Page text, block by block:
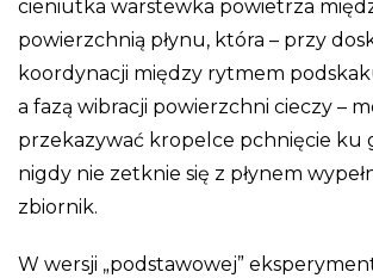
cieniutka warstewka powietrza
powierzchnią płynu, która – przy
koordynacji między rytmem
a fazą wibracji powierzchni cieczy –
przekazywać kropelce pchnięcie ku
nigdy nie zetknie się z płynem
zbiornik.
W wersji „podstawowej”